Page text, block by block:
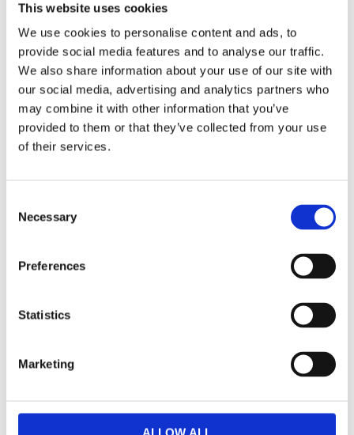
This website uses cookies
We use cookies to personalise content and ads, to
provide social media features and to analyse our traffic.
We also share information about your use of our site with
our social media, advertising and analytics partners who
may combine it with other information that you’ve
provided to them or that they’ve collected from your use
of their services.
Selection
Necessary
Preferences
Statistics
Marketing
Välj antal
110387 Tillverkare
Snabba leveranser
Enkel betalning med Klarna
BESKRIVNING